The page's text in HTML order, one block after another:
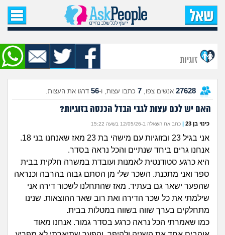
עמוד הבית
שאל שאלה
שאלות חדשות
שאלות שעוררו עניין
עצות חדשות
מה קורה כאן?
מתחם הטיפים
מדורים
זוגיות
חיפוש שאלות
זוגיות
27628 אנשים צפו, 7 כתבו עצות, ו-56 דרגו את העצות.
האם יש לכם עצות לגבי הבדל הכנסה בזוגיות?
כינוי בן 23 | כתב את השאלה ב-12/05/26 בשעה 15:22
אני בגיל 23 ובזוגיות עם מישהי בת 23 מאז שאנחנו בני 18.
אנחנו גרים ביחד שנתיים והכל נראה בסדר.
היא כרגע סטודנטית לאמנות ועובדת במשרה חלקית בבית
ספר ואני מתכנת. השכר שלי מן הסתם גבוה בהרבה וכנראה
שהפער ישאר גם בעתיד. מאז שהתחלנו לשכור דירה אני
שילמתי את כל שכר הדירה ואת רוב שאר ההוצאות. שנינו
מתחלקים בערך שווה בשווה במטלות בבית.
כמו שאמרתי הכל נראה כרגע בסדר גמור. אנחנו מאוד